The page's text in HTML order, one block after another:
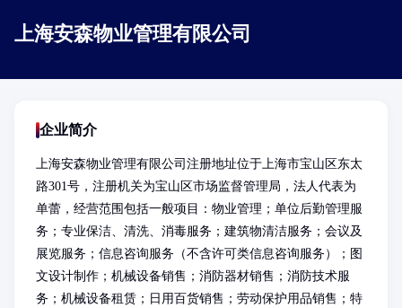
上海安森物业管理有限公司
企业简介
上海安森物业管理有限公司注册地址位于上海市宝山区东太
路301号，注册机关为宝山区市场监督管理局，法人代表为
单蕾，经营范围包括一般项目：物业管理；单位后勤管理服
务；专业保洁、清洗、消毒服务；建筑物清洁服务；会议及
展览服务；信息咨询服务（不含许可类信息咨询服务）；图
文设计制作；机械设备销售；消防器材销售；消防技术服
务；机械设备租赁；日用百货销售；劳动保护用品销售；特